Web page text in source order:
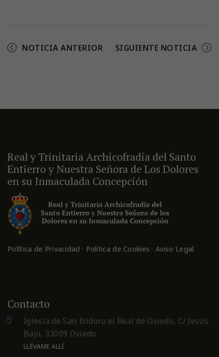
NOTICIA ANTERIOR SIGUIENTE NOTICIA
Real y Trinitaria Archicofradía del Santo
Entierro y Nuestra Señora de Los Dolores
en su Inmaculada Concepción
Política de Privacidad · Política de Cookies ·Aviso Legal
Contacto
Iglesia de San Isidoro el Real de Oviedo, C/ Jesús
Bajo, 33009 Oviedo
LLÉVAME ALLÍ